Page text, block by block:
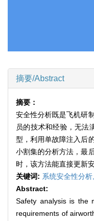
摘要/Abstract
摘要：
安全性分析既是飞机研
员的技术和经验，无法
型，利用单故障注入后
小割集的分析方法，最
时，该方法能直接更新
关键词: 系统安全性分析,
Abstract:
Safety analysis is the
requirements of